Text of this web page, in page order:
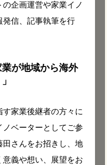
企画運営や家業イノ
発信、記事執筆を行
業が地域から海外
家業後継者の方々に
ベーターとしてご参
田さんをお招きし、地
義や想い、展望をお